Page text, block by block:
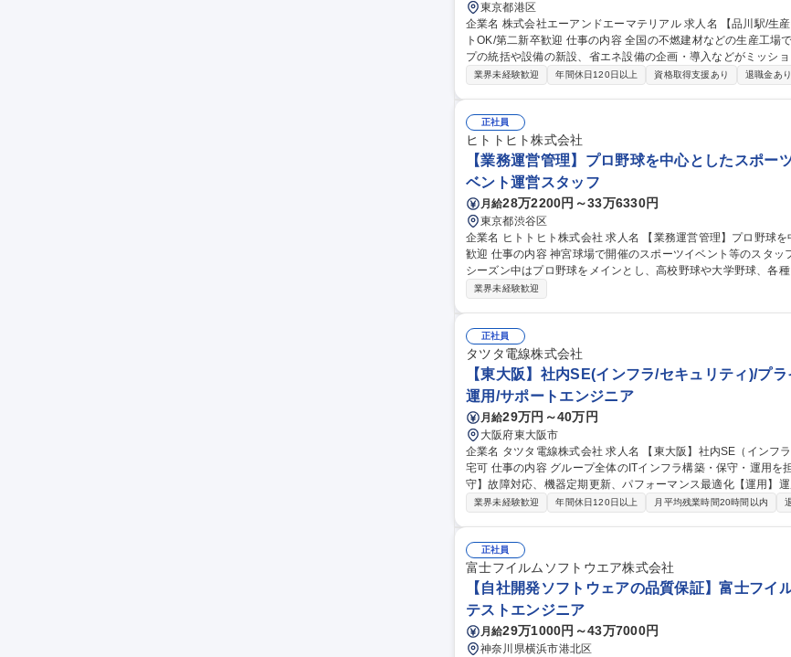
東京都港区
企業名 株式会社エーアンドエーマテリアル 求人名 【品川駅/生産技術】◆設備導入企画担当◆年休127日/リモー
トOK/第二新卒歓迎 仕事の内容 全国の不燃建材などの生産工場で設備保全・生産管理等を行っている生産グルー
プの統括や設備の新設、省エネ設備の企画・導入などがミッション
的には】工事や設備リニューアルの審査・稟議対応／新しい省
◆設備導入企画担当◆年休127日/リモートOK/第二新卒歓迎
業界未経験歓迎 年間休日120日以上 資格取得支援あり 退職金あり
正社員
ヒトトヒト株式会社
【業務運営管理】プロ野球を中心としたスポー
ベント運営スタッフ
月給28万2200円～33万6330円
東京都渋谷区
企業名 ヒトトヒト株式会社 求人名 【業務運営管理】プロ野球を中心としたスポーツイベント/未経験・第二新卒
歓迎 仕事の内容 神宮球場で開催のスポーツイベント等のスタッフ管理、運営業務全般をおご担当いただきます。
シーズン中はプロ野球をメインとし、高校野球や大学野球、各種イベン
務】 ・各担当エリアのマネジメント（スタッフ・整備・物販・
験の方も安心です！ 募集職種 【業務運営管理】プ
業界未経験歓迎
正社員
タツタ電線株式会社
【東大阪】社内SE(インフラ/セキュリティ)/プ
運用/サポートエンジニア
月給29万円～40万円
大阪府東大阪市
企業名 タツタ電線株式会社 求人名 【東大阪】社内SE（インフラ/セキュリティ）/プライム上場G/社宅8割負担/在
宅可 仕事の内容 グループ全体のITインフラ構築・保守・運用を担います【構築】新規ITインフラ導入＆更新【保
守】故障対応、機器定期更新、パフォーマンス最適化【運用】
ヘルプデスク 一般的なシステム開発は対応せず、主にサーバ、セキュリティ、ネットワーク、IT端末管理をお願
MS(ISO/IEC 22301)関連 ・ITベンダー対応（製品調査・購入・
規ITソリューションの調査、導入検討 ・外注パートナー対応（問題
種 【東大阪】社内SE（インフラ/セキュリティ）/プライム上場
業界未経験歓迎 年間休日120日以上 月平均残業時間20時間以内
正社員
富士フイルムソフトウエア株式会社
【自社開発ソフトウェアの品質保証】富士フイ
テストエンジニア
月給29万1000円～43万7000円
神奈川県横浜市港北区